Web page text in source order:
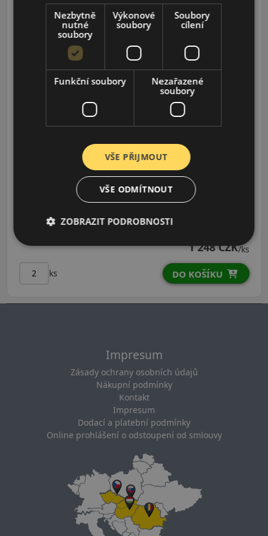
LETNÍ PNEU
N-Blue HD Plus
185/60R14 (82) H
Údaje o štítku EPREL:
1 248 CZK/ks
ks DO KOŠÍKU
Impresum
Zásady ochrany osobních údajů
Nákupní podmínky
Kontakt
Impresum
Dodací a platební podmínky
Online prohlášení o odstoupení od smlouvy
Nezbytně
nutné
soubory
Výkonové
soubory
Soubory
cílení
Funkční soubory
Nezařazené
soubory
VŠE PŘIJMOUT
VŠE ODMÍTNOUT
ZOBRAZIT PODROBNOSTI